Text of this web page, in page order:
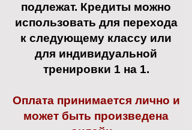
подлежат. Кредиты можно
использовать для перехода
к следующему классу или
для индивидуальной
тренировки 1 на 1.
Оплата принимается лично и
может быть произведена